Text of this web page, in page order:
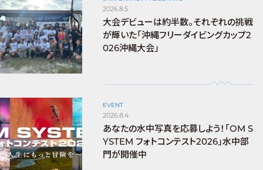
2026.8.5
大会デビューは約半数。それぞれの挑戦
が輝いた「沖縄フリーダイビングカップ2
026沖縄大会」
EVENT
2026.8.4
あなたの水中写真を応募しよう！「OM S
YSTEM フォトコンテスト2026」水中部
門が開催中